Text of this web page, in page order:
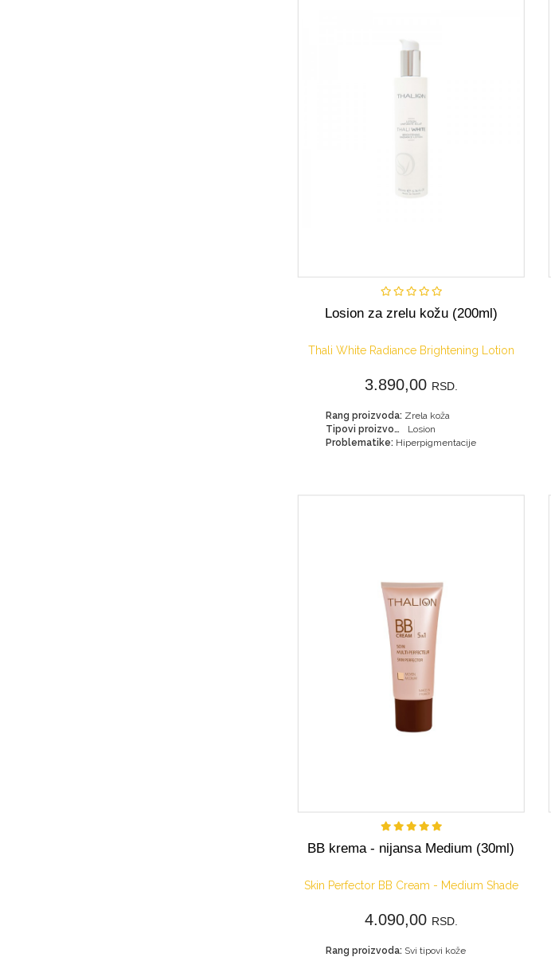
Losion za zrelu kožu (200ml)
Thali White Radiance Brightening Lotion
3.890,00 RSD.
Rang proizvoda: Zrela koža
Tipovi proizvoda:
Losion
Problematike: Hiperpigmentacije
BB krema - nijansa Medium (30ml)
Skin Perfector BB Cream - Medium Shade
4.090,00 RSD.
Rang proizvoda: Svi tipovi kože